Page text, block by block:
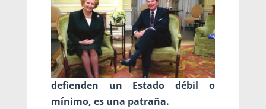
defienden un Estado débil o
mínimo, es una patraña.